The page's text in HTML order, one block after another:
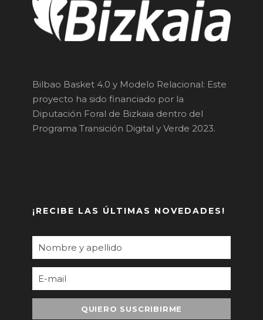
Bilbao Basket 4.0 y Modelo Relacional: Este
proyecto ha sido financiado por la
Diputación Foral de Bizkaia dentro del
Programa Transición Digital y Verde 2023.
¡RECIBE LAS ÚLTIMAS NOVEDADES!